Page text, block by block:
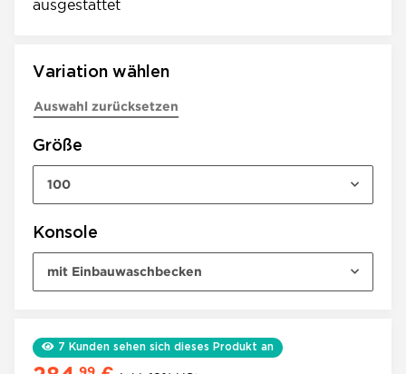
ausgestattet
Variation wählen
Auswahl zurücksetzen
Größe
100
Konsole
mit Einbauwaschbecken
7 Kunden sehen sich dieses Produkt an
99